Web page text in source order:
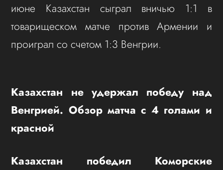
июне Казахстан сыграл вничью 1:1 в
товарищеском матче против Армении и
проиграл со счетом 1:3 Венгрии.
Казахстан не удержал победу над
Венгрией. Обзор матча с 4 голами и
красной
Казахстан победил Коморские